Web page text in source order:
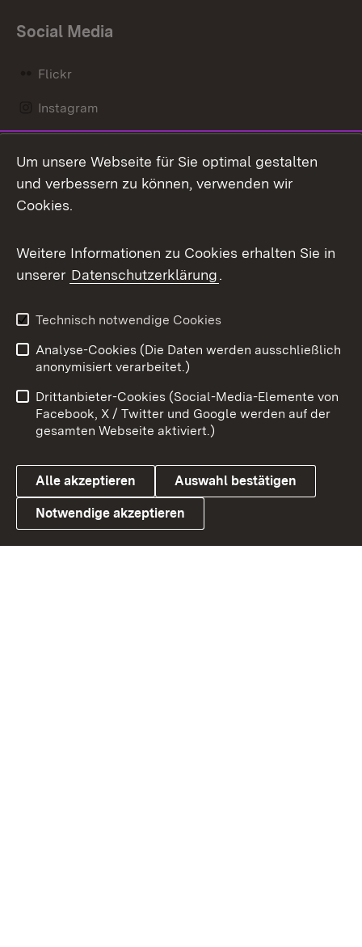
Social Media
Flickr
Instagram
Mastodon
Messenger
Social Wall
X / Twitter
Youtube
Link zum Landesportal
Benutzungshinweise
Barrierefreiheit
Datenschutz
Cookies
Um unsere Webseite für Sie optimal gestalten
und verbessern zu können, verwenden wir
Cookies.
Weitere Informationen zu Cookies erhalten Sie in
unserer Datenschutzerklärung.
Technisch notwendige Cookies
Analyse-Cookies (Die Daten werden ausschließlich
anonymisiert verarbeitet.)
Drittanbieter-Cookies (Social-Media-Elemente von
Facebook, X / Twitter und Google werden auf der
gesamten Webseite aktiviert.)
Alle akzeptieren Auswahl bestätigen
Notwendige akzeptieren